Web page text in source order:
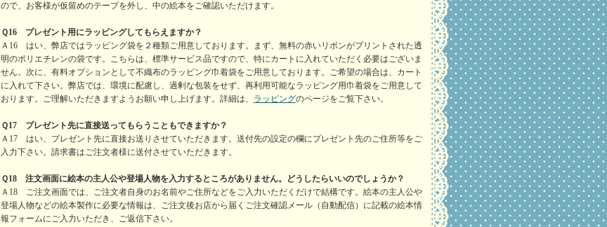
ので、お客様が仮留めのテープを外し、中の絵本をご確認いただけます。
Ｑ16 プレゼント用にラッピングしてもらえますか？
Ａ16 はい、弊店ではラッピング袋を２種類ご用意しております。まず、無料の赤いリボンがプリントされた透
明のポリエチレンの袋です。こちらは、標準サービス品ですので、特にカートに入れていただく必要はございま
せん。次に、有料オプションとして不織布のラッピング巾着袋をご用意しております。ご希望の場合は、カート
に入れて下さい。弊店では、環境に配慮し、過剰な包装をせず、再利用可能なラッピング用巾着袋をご用意して
おります。ご理解いただきますようお願い申し上げます。詳細は、 ラッピングのページをご覧下さい。
Ｑ17 プレゼント先に直接送ってもらうこともできますか？
Ａ17 はい、プレゼント先に直接お送りさせていただきます。送付先の設定の欄にプレゼント先のご住所等をご
入力下さい。請求書はご注文者様に送付させていただきます。
Ｑ18 注文画面に絵本の主人公や登場人物を入力するところがありません。どうしたらいいのでしょうか？
Ａ18 ご注文画面では、ご注文者自身のお名前やご住所などをご入力いただくだけで結構です。絵本の主人公や
登場人物などの絵本製作に必要な情報は、ご注文後お店から届くご注文確認メール（自動配信）に記載の絵本情
報フォームにご入力いただき、ご返信下さい。